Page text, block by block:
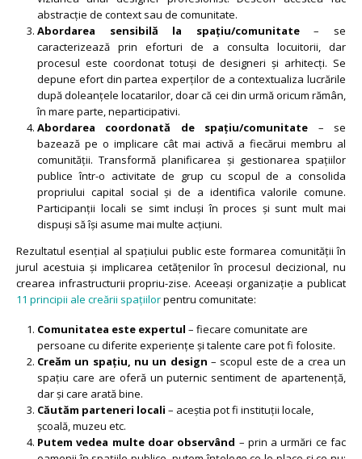
abstracție de context sau de comunitate.
Abordarea sensibilă la spațiu/comunitate– se
caracterizează prin eforturi de a consulta locuitorii, dar
procesul este coordonat totuși de designeri și arhitecți. Se
depune efort din partea experților de a contextualiza lucrările
după doleanțele locatarilor, doar că cei din urmă oricum rămân,
în mare parte, neparticipativi.
Abordarea coordonată de spațiu/comunitate – se
bazează pe o implicare cât mai activă a fiecărui membru al
comunității. Transformă planificarea și gestionarea spațiilor
publice într-o activitate de grup cu scopul de a consolida
propriului capital social și de a identifica valorile comune.
Participanții locali se simt incluși în proces și sunt mult mai
dispuși să își asume mai multe acțiuni.
Rezultatul esențial al spațiului public este formarea comunității în
jurul acestuia și implicarea cetățenilor în procesul decizional, nu
crearea infrastructurii propriu-zise. Aceeași organizație a publicat
11 principii ale creării spațiilorpentru comunitate:
Comunitatea este expertul – fiecare comunitate are
persoane cu diferite experiențe și talente care pot fi folosite.
Creăm un spațiu, nu un design – scopul este de a crea un
spațiu care are oferă un puternic sentiment de apartenență,
dar și care arată bine.
Căutăm parteneri locali – aceștia pot fi instituții locale,
școală, muzeu etc.
Putem vedea multe doar observând – prin a urmări ce fac